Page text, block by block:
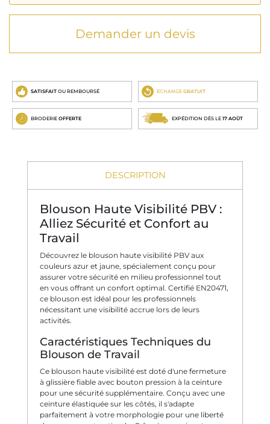
Demander un devis
SATISFAIT OU REMBOURSÉ ECHANGE GRATUIT
BRODERIE OFFERTE EXPÉDITION DÈS LE 17 AOÛT
DESCRIPTION
Blouson Haute Visibilité PBV :
Alliez Sécurité et Confort au
Travail
Découvrez le blouson haute visibilité PBV aux
couleurs azur et jaune, spécialement conçu pour
assurer votre sécurité en milieu professionnel tout
en vous offrant un confort optimal. Certifié EN20471,
ce blouson est idéal pour les professionnels
nécessitant une visibilité accrue lors de leurs
activités.
Caractéristiques Techniques du
Blouson de Travail
Ce blouson haute visibilité est doté d'une fermeture
à glissière fiable avec bouton pression à la ceinture
pour une sécurité supplémentaire. Conçu avec une
ceinture élastiquée sur les côtés, il s'adapte
parfaitement à votre morphologie pour une liberté